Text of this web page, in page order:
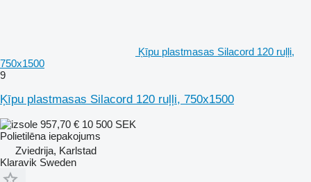
Ķīpu plastmasas Silacord 120 ruļļi,
750x1500
9
Ķīpu plastmasas Silacord 120 ruļļi, 750x1500
957,70 € 10 500 SEK
Polietilēna iepakojums
Zviedrija, Karlstad
Klaravik Sweden